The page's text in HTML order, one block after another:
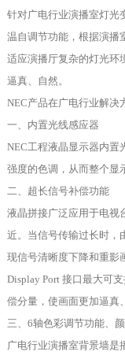
针对广电行业演播室灯光
温自调节功能，根据演播
适应演播厅复杂的灯光环
逼真、自然。
NEC产品在广电行业解决
一、内置光线感应器
NEC工程液晶显示器内置
强度的色调，从而整个显
二、超长信号补偿功能
液晶拼接广泛应用于电视
近。当信号传输过长时，
现信号清晰度下降和重影
Display Port 接口最大可
偿分量，使画面更加逼真
三、6轴色彩调节功能、
广电行业演播室背景墙是